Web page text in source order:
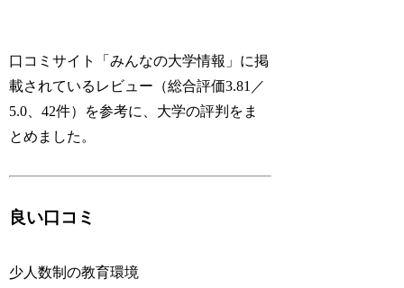
口コミサイト「みんなの大学情報」に掲
載されているレビュー（総合評価3.81／
5.0、42件）を参考に、大学の評判をま
とめました。
良い口コミ
少人数制の教育環境